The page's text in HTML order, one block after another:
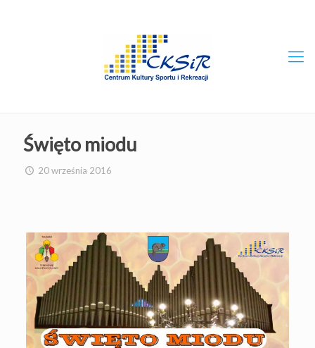
Święto miodu
20 września 2016